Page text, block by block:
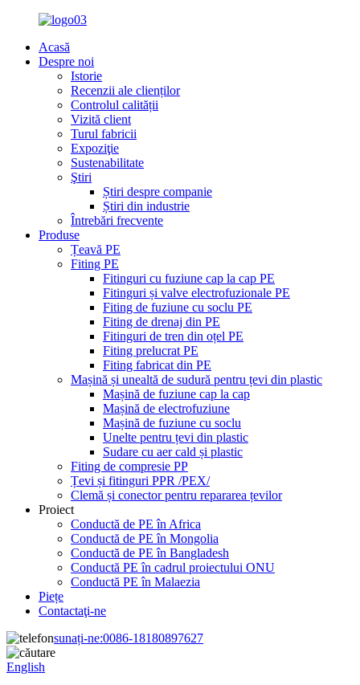
Acasă
Despre noi
Istorie
Recenzii ale clienților
Controlul calității
Vizită client
Turul fabricii
Expoziţie
Sustenabilitate
Ştiri
Știri despre companie
Știri din industrie
Întrebări frecvente
Produse
Țeavă PE
Fiting PE
Fitinguri cu fuziune cap la cap PE
Fitinguri și valve electrofuzionale PE
Fiting de fuziune cu soclu PE
Fiting de drenaj din PE
Fitinguri de tren din oțel PE
Fiting prelucrat PE
Fiting fabricat din PE
Mașină și unealtă de sudură pentru țevi din plastic
Mașină de fuziune cap la cap
Mașină de electrofuziune
Mașină de fuziune cu soclu
Unelte pentru țevi din plastic
Sudare cu aer cald și plastic
Fiting de compresie PP
Țevi și fitinguri PPR /PEX/
Clemă și conector pentru repararea țevilor
Proiect
Conductă de PE în Africa
Conductă de PE în Mongolia
Conductă de PE în Bangladesh
Conductă PE în cadrul proiectului ONU
Conductă PE în Malaezia
Piețe
Contactaţi-ne
sunați-ne:0086-18180897627
English